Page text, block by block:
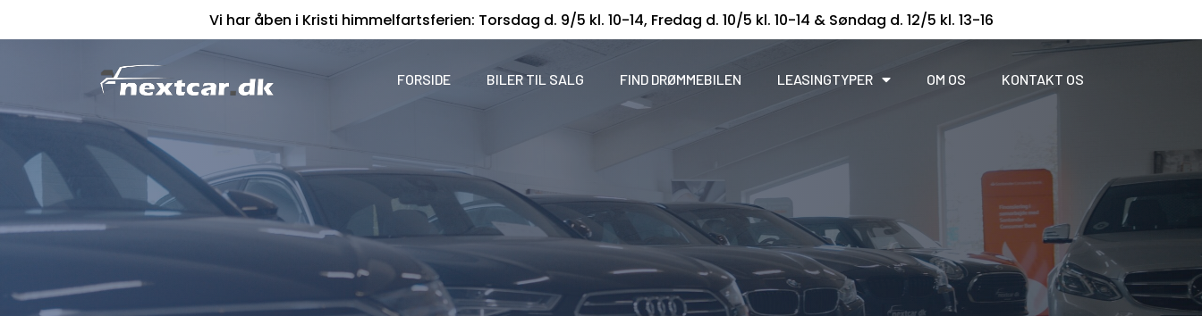
Vi har åben i Kristi himmelfartsferien: Torsdag d. 9/5 kl. 10-14, Fredag d. 10/5 kl. 10-14 & Søndag d. 12/5 kl. 13-16
FORSIDE BILER TIL SALG FIND DRØMMEBILEN LEASINGTYPER OM OS KONTAKT OS